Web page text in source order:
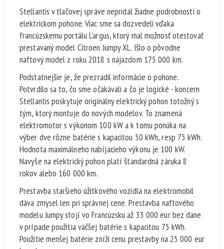
Stellantis v tlačovej správe nepridal žiadne podrobnosti o
elektrickom pohone. Viac sme sa dozvedeli vďaka
francúzskemu portálu L'argus, ktorý mal možnosť otestovať
prestavaný model Citroen Jumpy XL. Išlo o pôvodne
naftový model z roku 2018 s nájazdom 175 000 km.
Podstatnejšie je, že prezradil informácie o pohone.
Potvrdilo sa to, čo sme očakávali a čo je logické - koncern
Stellantis poskytuje originálny elektrický pohon totožný s
tým, ktorý montuje do nových modelov. To znamená
elektromotor s výkonom 100 kW a k tomu ponúka na
výber dve rôzne batérie s kapacitou 50 kWh, resp 75 kWh.
Hodnota maximálneho nabíjacieho výkonu je 100 kW.
Navyše na elektrický pohon platí štandardná záruka 8
rokov alebo 160 000 km.
Prestavba staršieho úžitkového vozidla na elektromobil
dáva zmysel len pri správnej cene. Prestavba naftového
modelu Jumpy stojí vo Francúzsku až 33 000 eur bez dane
v prípade použitia väčšej batérie s kapacitou 75 kWh.
Použitie menšej batérie zníži cenu prestavby na 25 000 eur